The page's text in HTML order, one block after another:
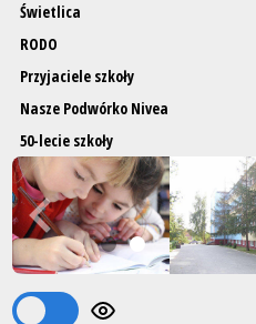
Świetlica
RODO
Przyjaciele szkoły
Nasze Podwórko Nivea
50-lecie szkoły
Previous
1